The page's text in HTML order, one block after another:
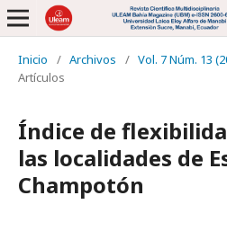
Inicio / Archivos / Vol. 7 Núm. 13
Artículos
Índice de
las localidades de
Champotón